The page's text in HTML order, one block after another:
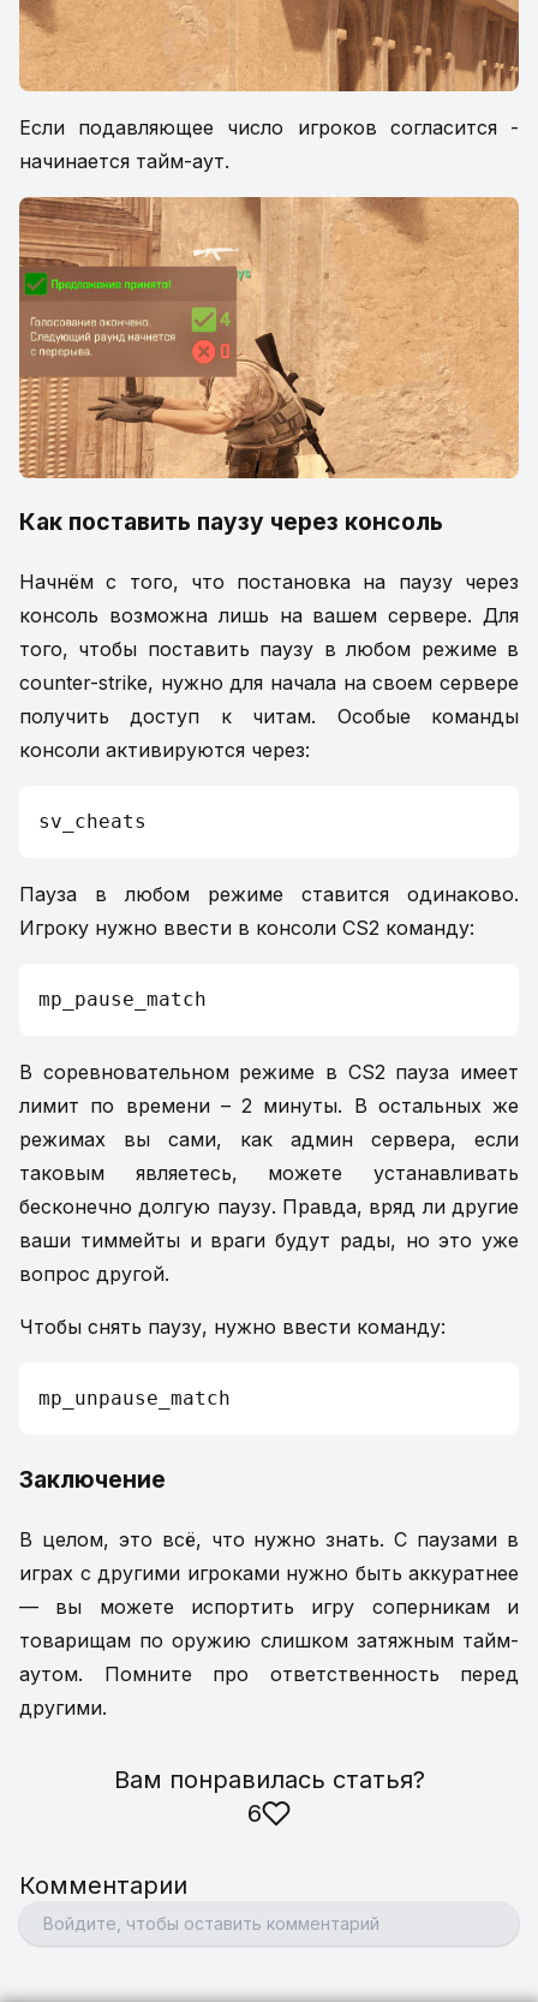
Если подавляющее число игроков согласится -
начинается тайм-аут.
Как поставить паузу через консоль
Начнём с того, что постановка на паузу через
консоль возможна лишь на вашем сервере. Для
того, чтобы поставить паузу в любом режиме в
counter-strike, нужно для начала на своем сервере
получить доступ к читам. Особые команды
консоли активируются через:
sv_cheats
Пауза в любом режиме ставится одинаково.
Игроку нужно ввести в консоли CS2 команду:
mp_pause_match
В соревновательном режиме в CS2 пауза имеет
лимит по времени – 2 минуты. В остальных же
режимах вы сами, как админ сервера, если
таковым являетесь, можете устанавливать
бесконечно долгую паузу. Правда, вряд ли другие
ваши тиммейты и враги будут рады, но это уже
вопрос другой.
Чтобы снять паузу, нужно ввести команду:
mp_unpause_match
Заключение
В целом, это всё, что нужно знать. С паузами в
играх с другими игроками нужно быть аккуратнее
— вы можете испортить игру соперникам и
товарищам по оружию слишком затяжным тайм-
аутом. Помните про ответственность перед
другими.
Вам понравилась статья?
6
Комментарии